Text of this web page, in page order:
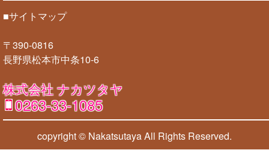
■サイトマップ
〒390-0816
長野県松本市中条10-6
株式会社 ナカツタヤ
0263-33-1085
copyright © NakatsutayaAll Rights Reserved.